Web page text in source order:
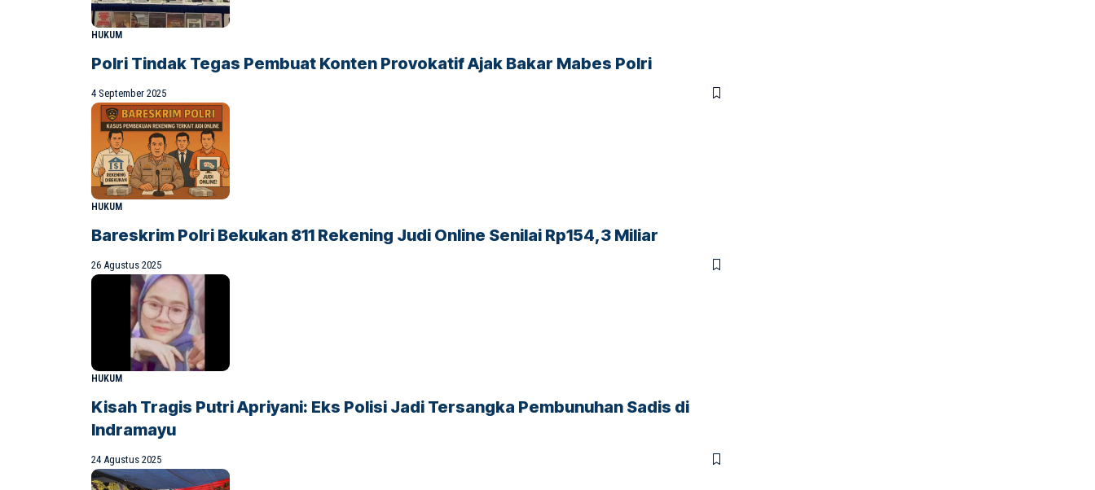
HUKUM
Polri Tindak Tegas Pembuat Konten Provokatif Ajak Bakar Mabes Polri
4 September 2025
HUKUM
Bareskrim Polri Bekukan 811 Rekening Judi Online Senilai Rp154,3 Miliar
26 Agustus 2025
HUKUM
Kisah Tragis Putri Apriyani: Eks Polisi Jadi Tersangka Pembunuhan Sadis di
Indramayu
24 Agustus 2025